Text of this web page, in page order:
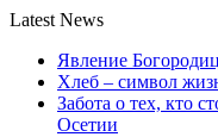
Latest News
Явление
Хлеб – символ
Забота о тех, кто
Осетии